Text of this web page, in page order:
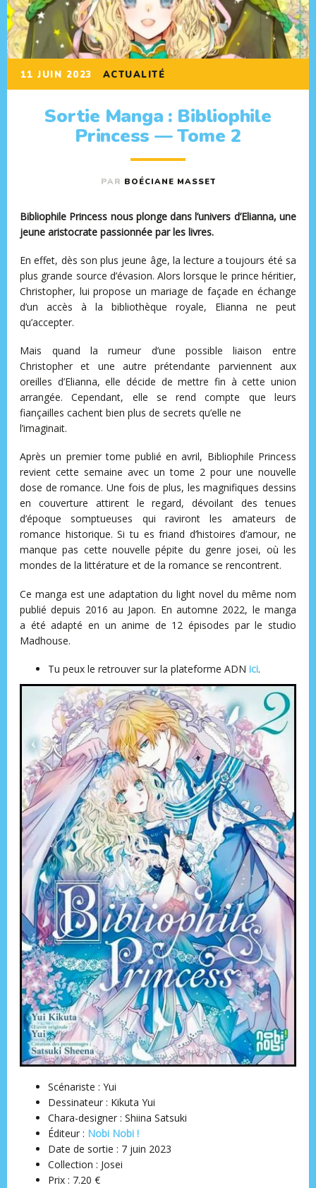
11 JUIN 2023 ACTUALITÉ
Sortie Manga : Bibliophile
Princess — Tome 2
PAR BOÉCIANE MASSET
Bibliophile Princess nous plonge dans l’univers d’Elianna, une
jeune aristocrate passionnée par les livres.
En effet, dès son plus jeune âge, la lecture a toujours été sa
plus grande source d’évasion. Alors lorsque le prince héritier,
Christopher, lui propose un mariage de façade en échange
d’un accès à la bibliothèque royale, Elianna ne peut
qu’accepter.
Mais quand la rumeur d’une possible liaison entre
Christopher et une autre prétendante parviennent aux
oreilles d’Elianna, elle décide de mettre fin à cette union
arrangée. Cependant, elle se rend compte que leurs
fiançailles cachent bien plus de secrets qu’elle ne
l’imaginait.
Après un premier tome publié en avril, Bibliophile Princess
revient cette semaine avec un tome 2 pour une nouvelle
dose de romance. Une fois de plus, les magnifiques dessins
en couverture attirent le regard, dévoilant des tenues
d’époque somptueuses qui raviront les amateurs de
romance historique. Si tu es friand d’histoires d’amour, ne
manque pas cette nouvelle pépite du genre josei, où les
mondes de la littérature et de la romance se rencontrent.
Ce manga est une adaptation du light novel du même nom
publié depuis 2016 au Japon. En automne 2022, le manga
a été adapté en un anime de 12 épisodes par le studio
Madhouse.
Tu peux le retrouver sur la plateforme ADNici.
Scénariste : Yui
Dessinateur : Kikuta Yui
Chara-designer : Shiina Satsuki
Éditeur : Nobi Nobi !
Date de sortie : 7 juin 2023
Collection : Josei
Prix : 7.20 €